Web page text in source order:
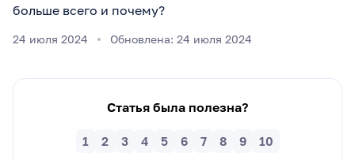
больше всего и почему?
24 июля 2024 Обновлена: 24 июля 2024
Статья была полезна?
10
9
8
7
6
5
4
3
2
1